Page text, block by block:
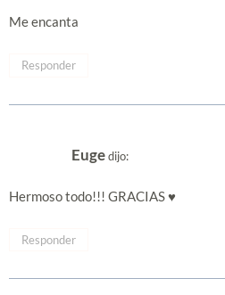
Me encanta
Responder
Eugedijo:
Hermoso todo!!! GRACIAS ♥
Responder